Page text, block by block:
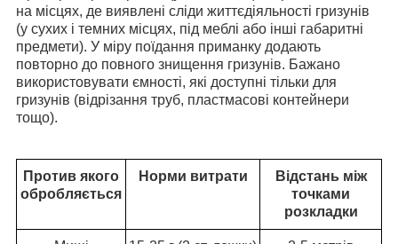
на місцях, де виявлені сліди життєдіяльності гризунів
(у сухих і темних місцях, під меблі або інші габаритні
предмети). У міру поїдання приманку додають
повторно до повного знищення гризунів. Бажано
використовувати ємності, які доступні тільки для
гризунів (відрізання труб, пластмасові контейнери
тощо).
П ротив якого
обробляється
Норми витрати
Відстань між
точками
розкладки